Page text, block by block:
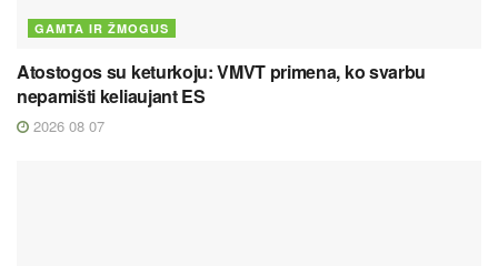
GAMTA IR ŽMOGUS
Atostogos su keturkoju: VMVT primena, ko svarbu
nepamišti keliaujant ES
2026 08 07